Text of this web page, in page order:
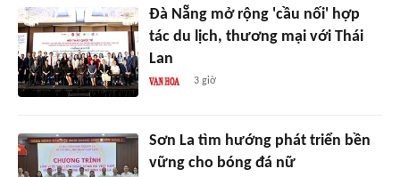
Đà Nẵng mở rộng 'cầu nối' hợp
tác du lịch, thương mại với Thái
Lan
3 giờ
Sơn La tìm hướng phát triển bền
vững cho bóng đá nữ